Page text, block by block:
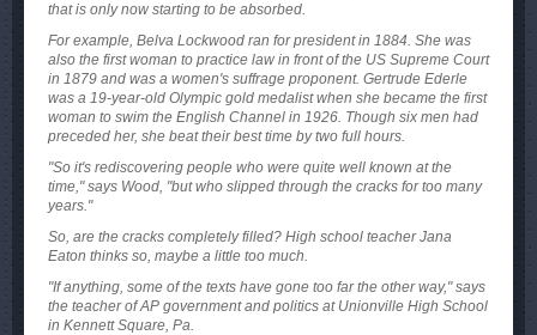
that is only now starting to be absorbed.
For example, Belva Lockwood ran for president in 1884. She was
also the first woman to practice law in front of the US Supreme Court
in 1879 and was a women's suffrage proponent. Gertrude Ederle
was a 19-year-old Olympic gold medalist when she became the first
woman to swim the English Channel in 1926. Though six men had
preceded her, she beat their best time by two full hours.
"So it's rediscovering people who were quite well known at the
time," says Wood, "but who slipped through the cracks for too many
years."
So, are the cracks completely filled? High school teacher Jana
Eaton thinks so, maybe a little too much.
"If anything, some of the texts have gone too far the other way," says
the teacher of AP government and politics at Unionville High School
in Kennett Square, Pa.